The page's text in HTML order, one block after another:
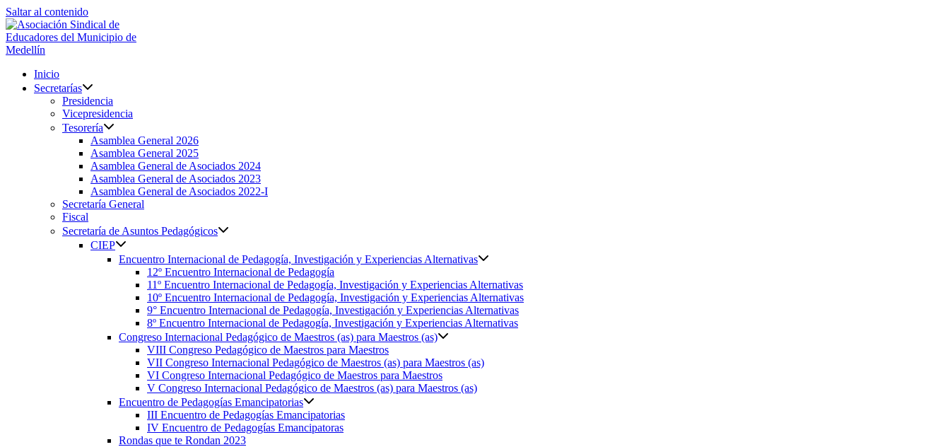
Saltar al contenido
Inicio
Secretarías
Presidencia
Vicepresidencia
Tesorería
Asamblea General 2026
Asamblea General 2025
Asamblea General de Asociados 2024
Asamblea General de Asociados 2023
Asamblea General de Asociados 2022-I
Secretaría General
Fiscal
Secretaría de Asuntos Pedagógicos
CIEP
Encuentro Internacional de Pedagogía, Investigación y Experiencias Alternativas
12º Encuentro Internacional de Pedagogía
11º Encuentro Internacional de Pedagogía, Investigación y Experiencias Alternativas
10º Encuentro Internacional de Pedagogía, Investigación y Experiencias Alternativas
9° Encuentro Internacional de Pedagogía, Investigación y Experiencias Alternativas
8º Encuentro Internacional de Pedagogía, Investigación y Experiencias Alternativas
Congreso Internacional Pedagógico de Maestros (as) para Maestros (as)
VIII Congreso Pedagógico de Maestros para Maestros
VII Congreso Internacional Pedagógico de Maestros (as) para Maestros (as)
VI Congreso Internacional Pedagógico de Maestros para Maestros
V Congreso Internacional Pedagógico de Maestros (as) para Maestros (as)
Encuentro de Pedagogías Emancipatorias
III Encuentro de Pedagogías Emancipatorias
IV Encuentro de Pedagogías Emancipatoras
Rondas que te Rondan 2023